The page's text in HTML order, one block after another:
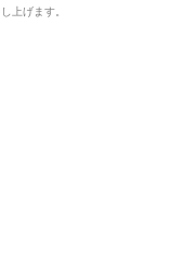
上げます。